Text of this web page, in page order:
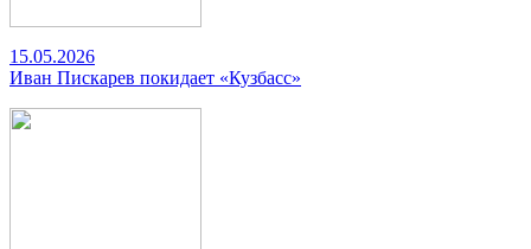
15.05.2026
Иван Пискарев покидает «Кузбасс»